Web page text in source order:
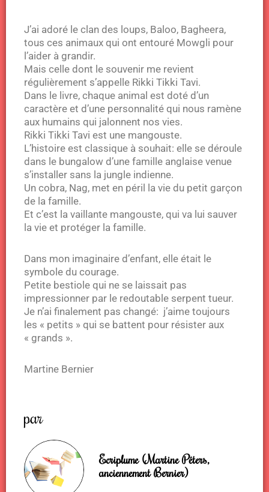
J’ai adoré le clan des loups, Baloo, Bagheera,
tous ces animaux qui ont entouré Mowgli pour
l’aider à grandir.
Mais celle dont le souvenir me revient
régulièrement s’appelle Rikki Tikki Tavi.
Dans le livre, chaque animal est doté d’un
caractère et d’une personnalité qui nous ramène
aux humains qui jalonnent nos vies.
Rikki Tikki Tavi est une mangouste.
L’histoire est classique à souhait: elle se déroule
dans le bungalow d’une famille anglaise venue
s’installer sans la jungle indienne.
Un cobra, Nag, met en péril la vie du petit garçon
de la famille.
Et c’est la vaillante mangouste, qui va lui sauver
la vie et protéger la famille.
Dans mon imaginaire d’enfant, elle était le
symbole du courage.
Petite bestiole qui ne se laissait pas
impressionner par le redoutable serpent tueur.
Je n’ai finalement pas changé: j’aime toujours
les « petits » qui se battent pour résister aux
« grands ».
Martine Bernier
par
Ecriplume (Martine Péters,
anciennement Bernier)